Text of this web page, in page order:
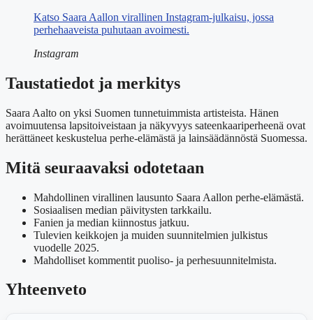
Katso Saara Aallon virallinen Instagram-julkaisu, jossa
perhehaaveista puhutaan avoimesti.
Instagram
Taustatiedot ja merkitys
Saara Aalto on yksi Suomen tunnetuimmista artisteista. Hänen
avoimuutensa lapsitoiveistaan ja näkyvyys sateenkaariperheenä ovat
herättäneet keskustelua perhe-elämästä ja lainsäädännöstä Suomessa.
Mitä seuraavaksi odotetaan
Mahdollinen virallinen lausunto Saara Aallon perhe-elämästä.
Sosiaalisen median päivitysten tarkkailu.
Fanien ja median kiinnostus jatkuu.
Tulevien keikkojen ja muiden suunnitelmien julkistus
vuodelle 2025.
Mahdolliset kommentit puoliso- ja perhesuunnitelmista.
Yhteenveto